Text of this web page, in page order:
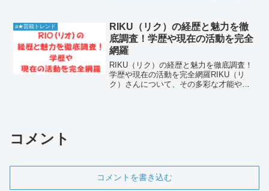
鈴木拓さんの間に不仲説が浮上したの
は、あるテレビ番組での...
a★芸能トレンド
RIKU（リク）の経歴と魅力を徹
底調査！学歴や現在の活動を完全
網羅
RIKU（リク）の経歴と魅力を徹底調査！
学歴や現在の活動を完全網羅RIKU（リ
ク）さんについて、その多彩な才能や経
コメント
コメントを書き込む